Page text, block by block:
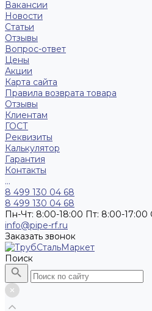
Вакансии
Новости
Статьи
Отзывы
Вопрос-ответ
Цены
Акции
Карта сайта
Правила возврата товара
Отзывы
Клиентам
ГОСТ
Реквизиты
Калькулятор
Гарантия
Контакты
...
8 499 130 04 68
8 499 130 04 68
Пн-Чт: 8:00-18:00 Пт: 8:00-
info@pipe-rf.ru
Заказать звонок
Поиск